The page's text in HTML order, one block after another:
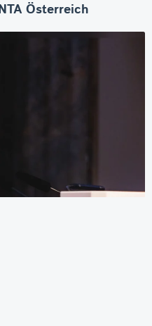
Österreich